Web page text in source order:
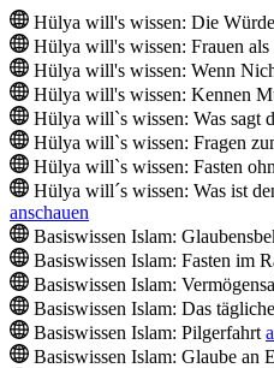
Hülya will's wissen: Die
Hülya will's wissen: Frauen
Hülya will's wissen: Wenn
Hülya will's wissen: Kennen
Hülya will`s wissen: Was sagt
Hülya will`s wissen: Fragen
Hülya will`s wissen: Fasten
Hülya will´s wissen: Was ist
anschauen
Basiswissen Islam:
Basiswissen Islam: Fasten im
Basiswissen Islam:
Basiswissen Islam: Das
Basiswissen Islam: Pilgerfahrt
Basiswissen Islam: Glaube an